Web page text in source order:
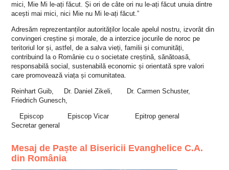
mici, Mie Mi le-ați făcut. Și ori de câte ori nu le-ați făcut unuia dintre
acești mai mici, nici Mie nu Mi le-ați făcut.”
Adresăm reprezentanților autorităților locale apelul nostru, izvorât din
convingeri creștine și morale, de a interzice jocurile de noroc pe
teritoriul lor și, astfel, de a salva vieți, familii și comunități,
contribuind la o Românie cu o societate creștină, sănătoasă,
responsabilă social, sustenabilă economic și orientată spre valori
care promovează viața și comunitatea.
Reinhart Guib,
Dr. Daniel Zikeli, Dr. Carmen Schuster,
Friedrich Gunesch,
Episcop Episcop Vicar Epitrop general
Secretar general
Mesaj de Paște al Bisericii Evanghelice C.A.
din România